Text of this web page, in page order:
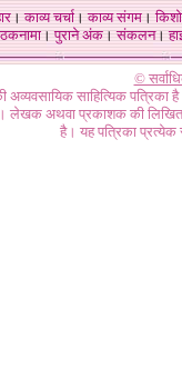
।काव्य चर्चा।काव्य संगम।
। पुराने अंक। संकलन।
©
अव्यवसायिक साहित्यिक
लेखक अथवा प्रकाशक की लिखित
है। यह पत्रिका प्रत्येक